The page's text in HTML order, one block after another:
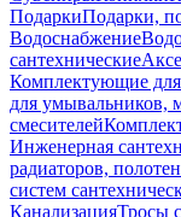
ПодаркиПодарки,
Водоснабжение
сантехнические
Комплектующие
для умывальников,
смесителей
Инженерная
радиаторов,
систем
КанализацияТросы